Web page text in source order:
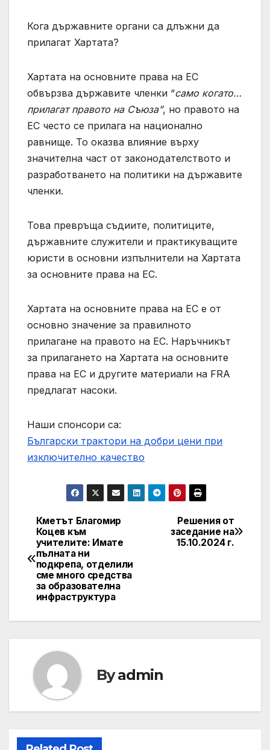
Кога държавните органи са длъжни да
прилагат Хартата?
Хартата на основните права на ЕС
обвързва държавите членки “само когато…
прилагат правото на Съюза”, но правото на
ЕС често се прилага на национално
равнище. То оказва влияние върху
значителна част от законодателството и
разработването на политики на държавите
членки.
Това превръща съдиите, политиците,
държавните служители и практикуващите
юристи в основни изпълнители на Хартата
за основните права на ЕС.
Хартата на основните права на ЕС е от
основно значение за правилното
прилагане на правото на ЕС. Наръчникът
за прилагането на Хартата на основните
права на ЕС и другите материали на FRA
предлагат насоки.
Наши спонсори са:
Български трактори на добри цени при
изключително качество
Post
navigation
Решения от
заседание на
15.10.2024 г.
Кметът Благомир
Коцев към
учителите: Имате
пълната ни
подкрепа, отделили
сме много средства
за образователна
инфраструктура
Byadmin